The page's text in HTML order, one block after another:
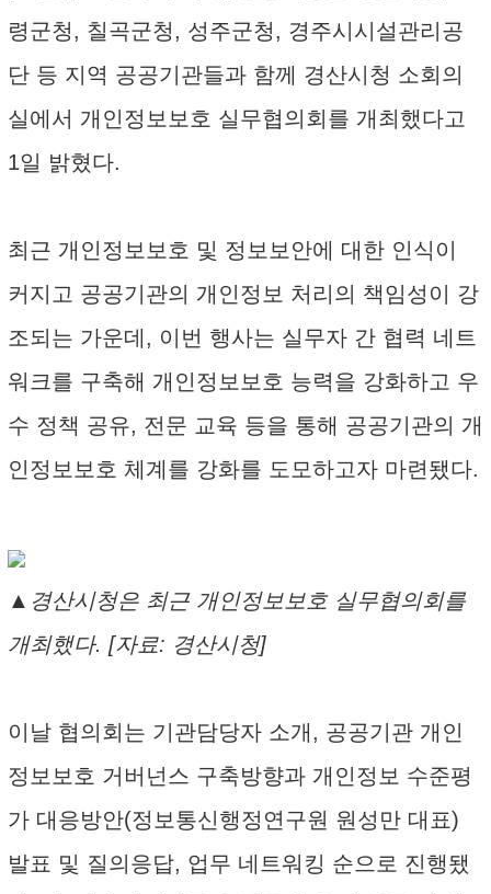
령군청, 칠곡군청, 성주군청, 경주시시설관리공
단 등 지역 공공기관들과 함께 경산시청 소회의
실에서 개인정보보호 실무협의회를 개최했다고
1일 밝혔다.
최근 개인정보보호 및 정보보안에 대한 인식이
커지고 공공기관의 개인정보 처리의 책임성이 강
조되는 가운데, 이번 행사는 실무자 간 협력 네트
워크를 구축해 개인정보보호 능력을 강화하고 우
수 정책 공유, 전문 교육 등을 통해 공공기관의 개
인정보보호 체계를 강화를 도모하고자 마련됐다.
▲경산시청은 최근 개인정보보호 실무협의회를
개최했다. [자료: 경산시청]
이날 협의회는 기관담당자 소개, 공공기관 개인
정보보호 거버넌스 구축방향과 개인정보 수준평
가 대응방안(정보통신행정연구원 원성만 대표)
발표 및 질의응답, 업무 네트워킹 순으로 진행됐